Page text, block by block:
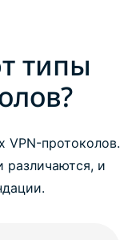
типы
VPN-протоколов.
и